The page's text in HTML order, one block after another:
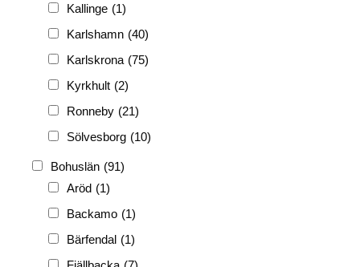
Kallinge (1)
Karlshamn (40)
Karlskrona (75)
Kyrkhult (2)
Ronneby (21)
Sölvesborg (10)
Bohuslän (91)
Aröd (1)
Backamo (1)
Bärfendal (1)